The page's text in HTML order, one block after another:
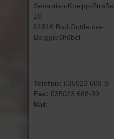
Sebastian-Kneipp-Straße
10
01816 Bad Gottleuba-
Berggießhübel
Telefon: 035023 668-0
Fax: 035023 668-99
Mail: